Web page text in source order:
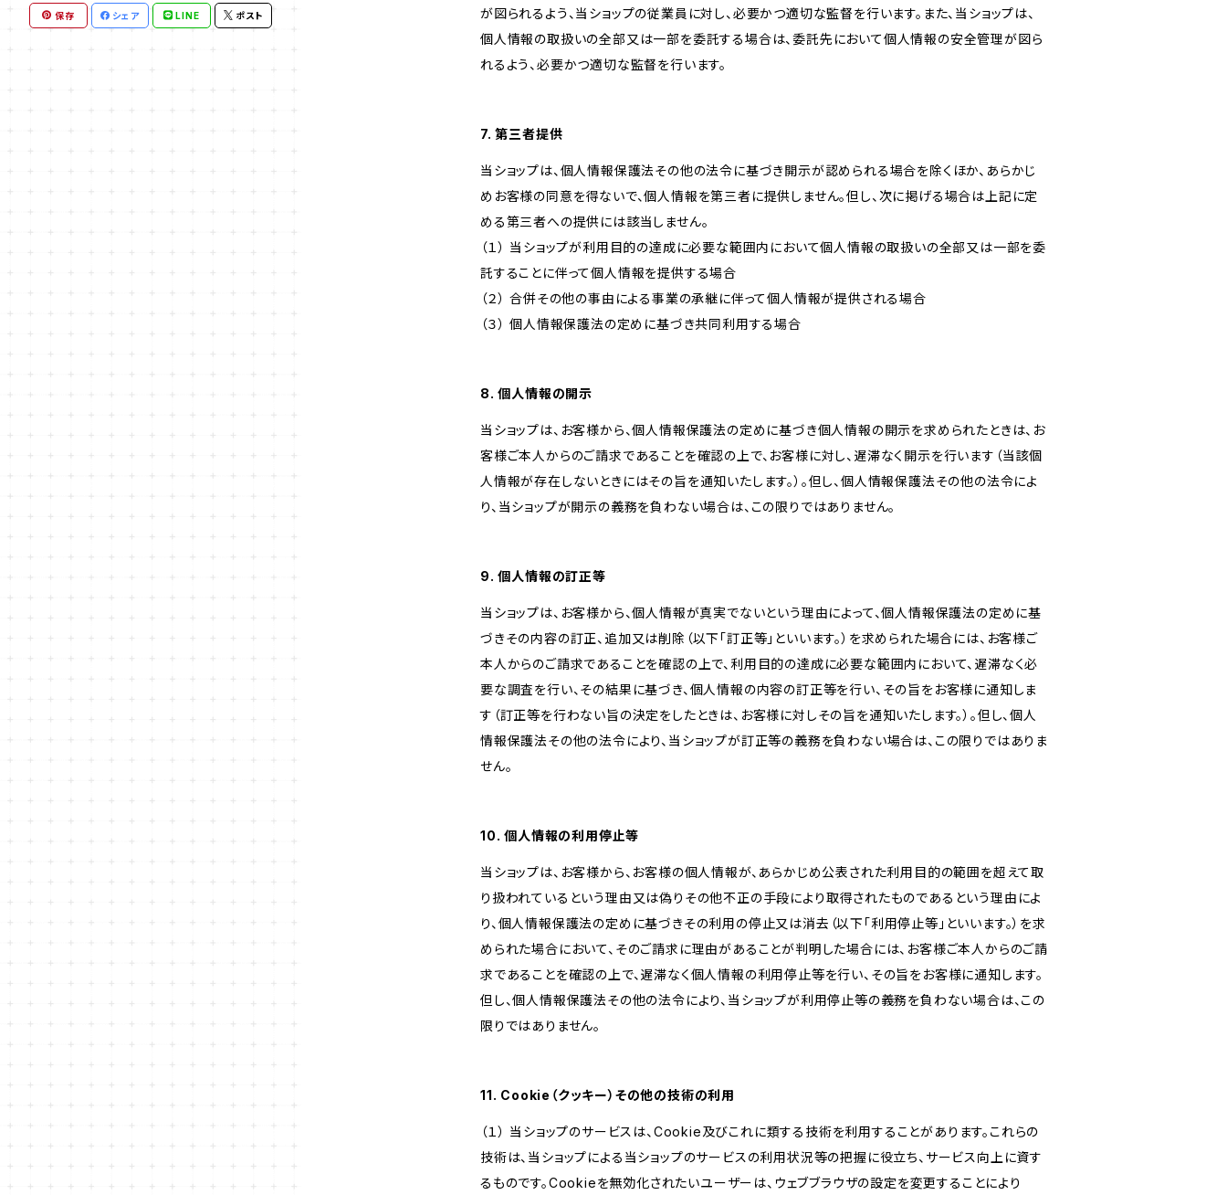
が図られるよう、当ショップの従業員に対し、必要かつ適切な監督を行います。また、当ショップは、
個人情報の取扱いの全部又は一部を委託する場合は、委託先において個人情報の安全管理が図ら
れるよう、必要かつ適切な監督を行います。
7. 第三者提供
当ショップは、個人情報保護法その他の法令に基づき開示が認められる場合を除くほか、あらかじ
めお客様の同意を得ないで、個人情報を第三者に提供しません。但し、次に掲げる場合は上記に定
める第三者への提供には該当しません。
（１） 当ショップが利用目的の達成に必要な範囲内において個人情報の取扱いの全部又は一部を委
託することに伴って個人情報を提供する場合
（２） 合併その他の事由による事業の承継に伴って個人情報が提供される場合
（３） 個人情報保護法の定めに基づき共同利用する場合
8. 個人情報の開示
当ショップは、お客様から、個人情報保護法の定めに基づき個人情報の開示を求められたときは、お
客様ご本人からのご請求であることを確認の上で、お客様に対し、遅滞なく開示を行います（当該個
人情報が存在しないときにはその旨を通知いたします。）。但し、個人情報保護法その他の法令によ
り、当ショップが開示の義務を負わない場合は、この限りではありません。
9. 個人情報の訂正等
当ショップは、お客様から、個人情報が真実でないという理由によって、個人情報保護法の定めに基
づきその内容の訂正、追加又は削除（以下「訂正等」といいます。）を求められた場合には、お客様ご
本人からのご請求であることを確認の上で、利用目的の達成に必要な範囲内において、遅滞なく必
要な調査を行い、その結果に基づき、個人情報の内容の訂正等を行い、その旨をお客様に通知しま
す（訂正等を行わない旨の決定をしたときは、お客様に対しその旨を通知いたします。）。但し、個人
情報保護法その他の法令により、当ショップが訂正等の義務を負わない場合は、この限りではありま
せん。
10. 個人情報の利用停止等
当ショップは、お客様から、お客様の個人情報が、あらかじめ公表された利用目的の範囲を超えて取
り扱われているという理由又は偽りその他不正の手段により取得されたものであるという理由によ
り、個人情報保護法の定めに基づきその利用の停止又は消去（以下「利用停止等」といいます。）を求
められた場合において、そのご請求に理由があることが判明した場合には、お客様ご本人からのご請
求であることを確認の上で、遅滞なく個人情報の利用停止等を行い、その旨をお客様に通知します。
但し、個人情報保護法その他の法令により、当ショップが利用停止等の義務を負わない場合は、この
限りではありません。
11. Cookie（クッキー）その他の技術の利用
（１） 当ショップのサービスは、Cookie及びこれに類する技術を利用することがあります。これらの
技術は、当ショップによる当ショップのサービスの利用状況等の把握に役立ち、サービス向上に資す
るものです。Cookieを無効化されたいユーザーは、ウェブブラウザの設定を変更することにより
保存 シェア LINE ポスト